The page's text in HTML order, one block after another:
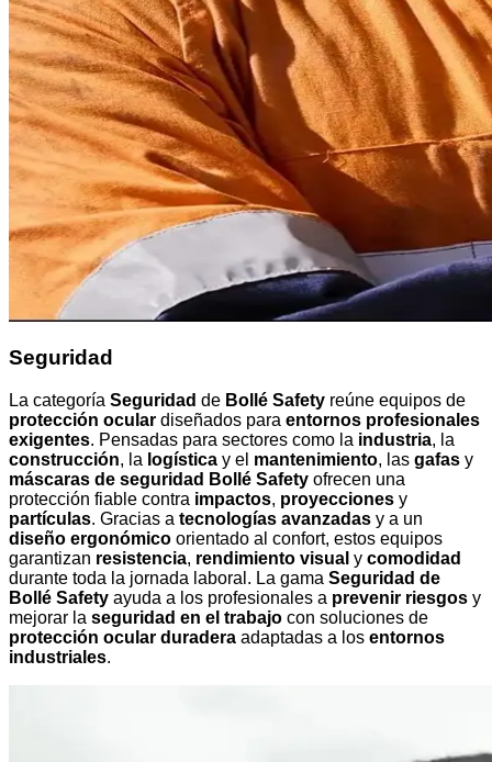
Seguridad
La categoría Seguridad de Bollé Safety reúne equipos de
protección ocular diseñados para entornos profesionales
exigentes. Pensadas para sectores como la industria, la
construcción, la logística y el mantenimiento, las gafas y
máscaras de seguridad Bollé Safety ofrecen una
protección fiable contra impactos, proyecciones y
partículas. Gracias a tecnologías avanzadas y a un
diseño ergonómico orientado al confort, estos equipos
garantizan resistencia, rendimiento visual y comodidad
durante toda la jornada laboral. La gama Seguridad de
Bollé Safety ayuda a los profesionales a prevenir riesgos y
mejorar la seguridad en el trabajo con soluciones de
protección ocular duradera adaptadas a los entornos
industriales.